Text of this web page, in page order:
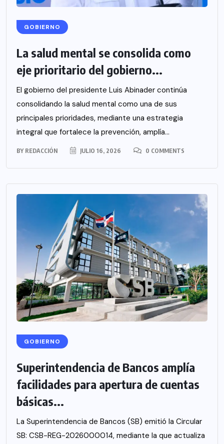
GOBIERNO
La salud mental se consolida como
eje prioritario del gobierno...
El gobierno del presidente Luis Abinader continúa
consolidando la salud mental como una de sus
principales prioridades, mediante una estrategia
integral que fortalece la prevención, amplía...
BY REDACCIÓN JULIO 16, 2026 0 COMMENTS
GOBIERNO
Superintendencia de Bancos amplía
facilidades para apertura de cuentas
básicas...
La Superintendencia de Bancos (SB) emitió la Circular
SB: CSB-REG-2026000014, mediante la que actualiza